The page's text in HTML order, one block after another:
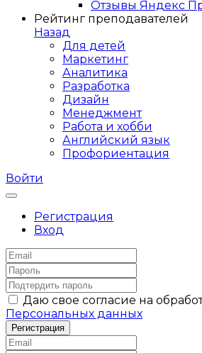
Отзывы Яндекс
Рейтинг преподавателей
Назад
Для детей
Маркетинг
Аналитика
Разработка
Дизайн
Менеджмент
Работа и хобби
Английский язык
Профориентация
Войти
Регистрация
Вход
Даю свое согласие на
Персональных данных